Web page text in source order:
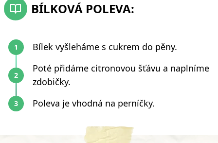
BÍLKOVÁ POLEVA:
Bílek vyšleháme s cukrem do pěny.
Poté přidáme citronovou šťávu a naplníme
zdobičky.
Poleva je vhodná na perníčky.